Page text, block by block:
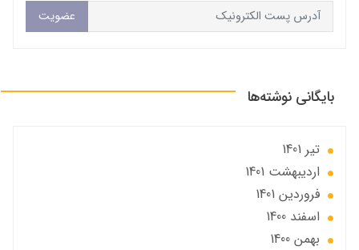
عضویت
بایگانی نوشته‌ها
تير 1401
ارديبهشت 1401
فروردین 1401
اسفند 1400
بهمن 1400